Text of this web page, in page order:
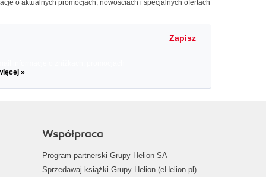
o aktualnych promocjach, nowościach i specjalnych ofertach
Zapisz
»
Współpraca
Program partnerski Grupy Helion SA
Sprzedawaj książki Grupy Helion (eHelion.pl)